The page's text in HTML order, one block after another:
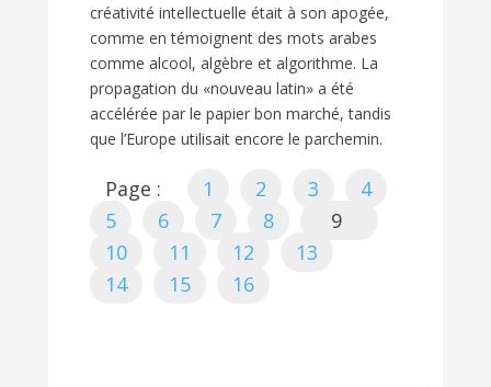
créativité intellectuelle était à son apogée,
comme en témoignent des mots arabes
comme alcool, algèbre et algorithme. La
propagation du «nouveau latin» a été
accélérée par le papier bon marché, tandis
que l’Europe utilisait encore le parchemin.
Page : 1 2 3
4
5
6 7 8
9
10
11 12
13
14
15 16